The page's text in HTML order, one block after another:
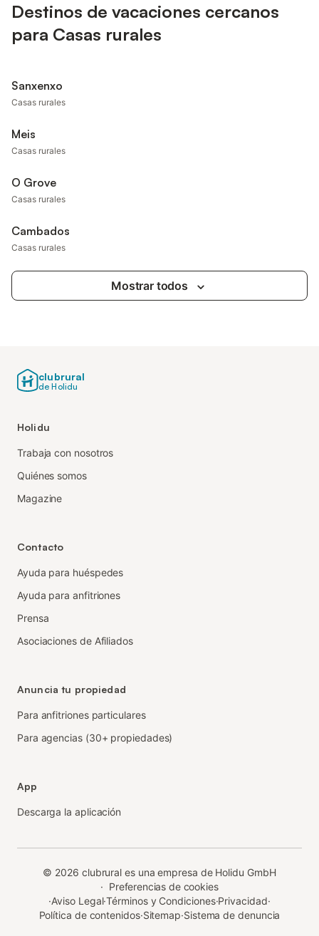
Destinos de vacaciones cercanos
para Casas rurales
Sanxenxo
Casas rurales
Meis
Casas rurales
O Grove
Casas rurales
Cambados
Casas rurales
Mostrar todos
clubrural
de Holidu
Holidu
Trabaja con nosotros
Quiénes somos
Magazine
Contacto
Ayuda para huéspedes
Ayuda para anfitriones
Prensa
Asociaciones de Afiliados
Anuncia tu propiedad
Para anfitriones particulares
Para agencias (30+ propiedades)
App
Descarga la aplicación
© 2026 clubrural es una empresa de Holidu GmbH
· Preferencias de cookies
·Aviso Legal·Términos y Condiciones·Privacidad·
Política de contenidos·Sitemap·Sistema de denuncia